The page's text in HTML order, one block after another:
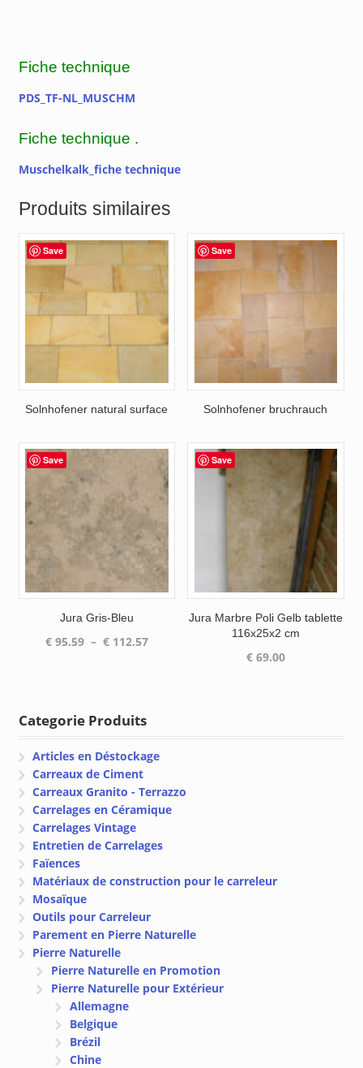
Fiche technique
PDS_TF-NL_MUSCHM
Fiche technique .
Muschelkalk_fiche technique
Produits similaires
Save
Solnhofener natural surface
Save
Solnhofener bruchrauch
Save
Jura Gris-Bleu
€95.59 – €112.57Plage
Save
Jura Marbre Poli Gelb tablette
116x25x2 cm
€69.00
Categorie Produits
Articles en Déstockage
Carreaux de Ciment
Carreaux Granito - Terrazzo
Carrelages en Céramique
Carrelages Vintage
Entretien de Carrelages
Faïences
Matériaux de construction pour le carreleur
Mosaïque
Outils pour Carreleur
Parement en Pierre Naturelle
Pierre Naturelle
Pierre Naturelle en Promotion
Pierre Naturelle pour Extérieur
Allemagne
Belgique
Brézil
Chine